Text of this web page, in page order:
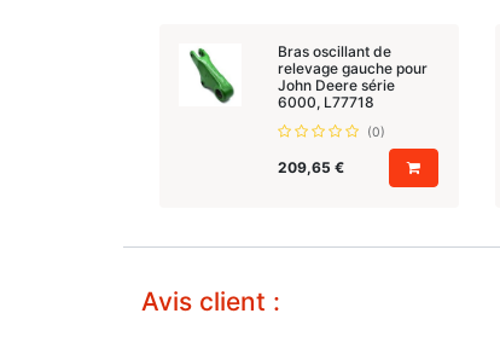
Bras oscillant de
relevage gauche pour
John Deere série
6000, L77718
(0)
209,65 €
Avis client :